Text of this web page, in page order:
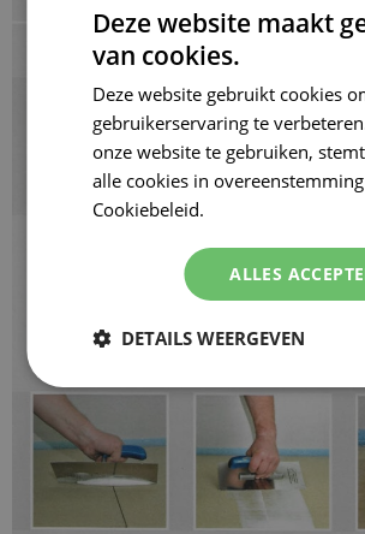
Deze website maakt
van cookies.
Deze website gebruikt cookies
gebruikerservaring te
onze website te gebruiken,
alle cookies in
Cookiebeleid.
ALLES
DETAILS WEERGEVEN